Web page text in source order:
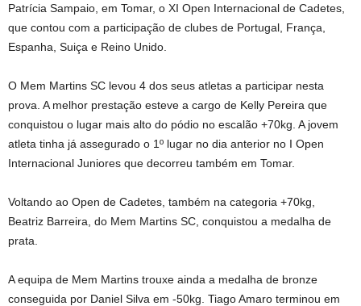
Patrícia Sampaio, em Tomar, o XI Open Internacional de Cadetes,
que contou com a participação de clubes de Portugal, França,
Espanha, Suiça e Reino Unido.
O Mem Martins SC levou 4 dos seus atletas a participar nesta
prova. A melhor prestação esteve a cargo de Kelly Pereira que
conquistou o lugar mais alto do pódio no escalão +70kg. A jovem
atleta tinha já assegurado o 1º lugar no dia anterior no I Open
Internacional Juniores que decorreu também em Tomar.
Voltando ao Open de Cadetes, também na categoria +70kg,
Beatriz Barreira, do Mem Martins SC, conquistou a medalha de
prata.
A equipa de Mem Martins trouxe ainda a medalha de bronze
conseguida por Daniel Silva em -50kg. Tiago Amaro terminou em